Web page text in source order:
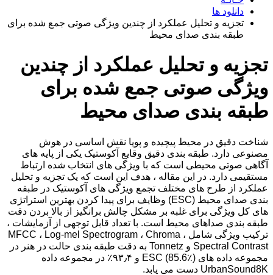
دانلود ها
تجزیه و تحلیل عملکرد از چندین ویژگی صوتی جمع شده برای
طبقه بندی صدای محیط
تجزیه و تحلیل عملکرد از چندین
ویژگی صوتی جمع شده برای
طبقه بندی صدای محیط
شناخت دقیق در محیط پیچیده و پویا نقش اساسی در هوش
مصنوعی دارد. طبقه بندی دقیق وقایع آکوستیک یکی از پایه های
آگاهی صوتی محیطی است که با ویژگی های انتخاب شده ارتباط
مستقیمی دارد. در این مقاله ، هدف این است که یک تجزیه و تحلیل
عملکرد از طرح های مختلف تجمع ویژگی های آکوستیک در طبقه
بندی صدای محیط (ESC) وظایف برای پیدا کردن بهترین استراتژی
های کل ویژگی برای غلبه بر مشکل چالش برانگیز از بالا بردن دقت
طبقه بندی صداهای محیط است. با تعداد قابل توجهی از آزمایشات ،
ترکیب ویژگی شامل MFCC ، Log-mel Spectrogram ، Chroma ،
Spectral Contrast و Tonnetz به دقت طبقه بندی حالت در هنر در
مجموعه داده های ESC (85.6٪) و ۹۳٫۴٪ در مجموعه داده
UrbanSound8K دست می یابد.